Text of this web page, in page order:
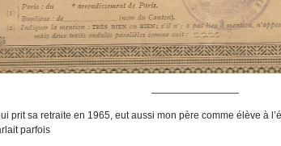
—————————
prit sa retraite en 1965, eut aussi mon père comme élève à
parfois